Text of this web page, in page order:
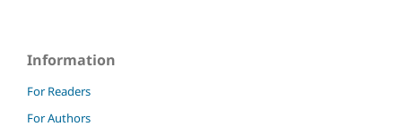
Information
For Readers
For Authors